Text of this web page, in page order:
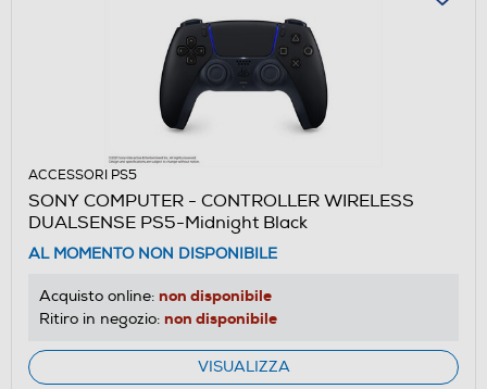
ACCESSORI PS5
SONY COMPUTER - CONTROLLER WIRELESS
DUALSENSE PS5-Midnight Black
AL MOMENTO NON DISPONIBILE
Acquisto online: non disponibile
Ritiro in negozio: non disponibile
VISUALIZZA